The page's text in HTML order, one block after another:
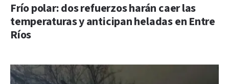
Frío polar: dos refuerzos harán caer las
temperaturas y anticipan heladas en Entre
Ríos